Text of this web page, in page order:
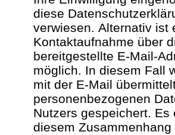
diese
verwiesen. Alternativ ist
Kontaktaufnahme über
bereitgestellte E-Mail-
möglich. In diesem Fall
mit der E-Mail
personenbezogenen
Nutzers gespeichert. Es
diesem Zusammenhang